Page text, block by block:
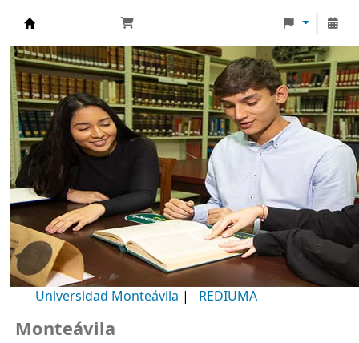
Biblioteca Universidad Monteávila
Universidad Monteávila | REDIUMA